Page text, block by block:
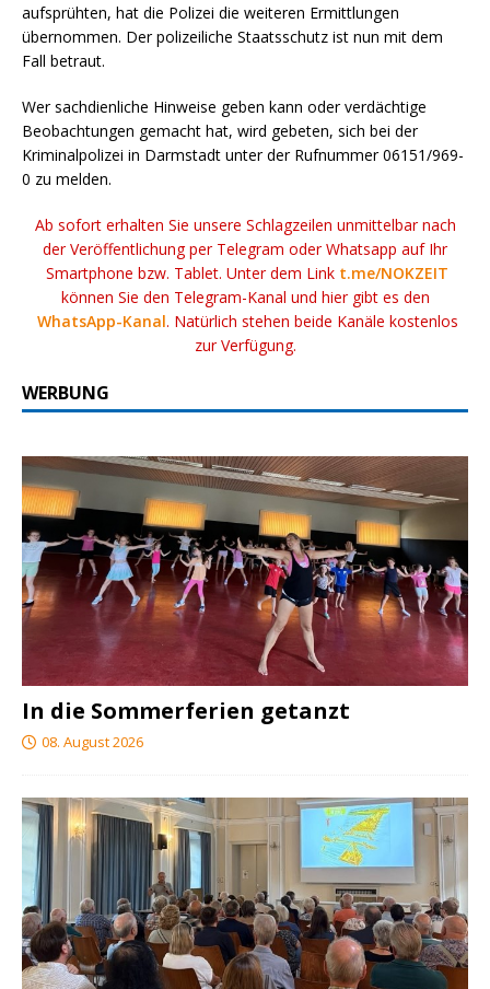
aufsprühten, hat die Polizei die weiteren Ermittlungen
übernommen. Der polizeiliche Staatsschutz ist nun mit dem
Fall betraut.
Wer sachdienliche Hinweise geben kann oder verdächtige
Beobachtungen gemacht hat, wird gebeten, sich bei der
Kriminalpolizei in Darmstadt unter der Rufnummer 06151/969-
0 zu melden.
Ab sofort erhalten Sie unsere Schlagzeilen unmittelbar nach
der Veröffentlichung per Telegram oder Whatsapp auf Ihr
Smartphone bzw. Tablet. Unter dem Link t.me/NOKZEIT
können Sie den Telegram-Kanal und hier gibt es den
WhatsApp-Kanal. Natürlich stehen beide Kanäle kostenlos
zur Verfügung.
WERBUNG
In die Sommerferien getanzt
08. August 2026